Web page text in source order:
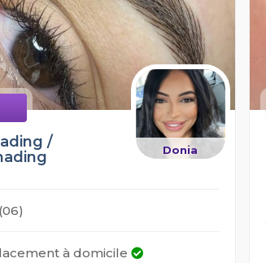
Donia
/
à domicile